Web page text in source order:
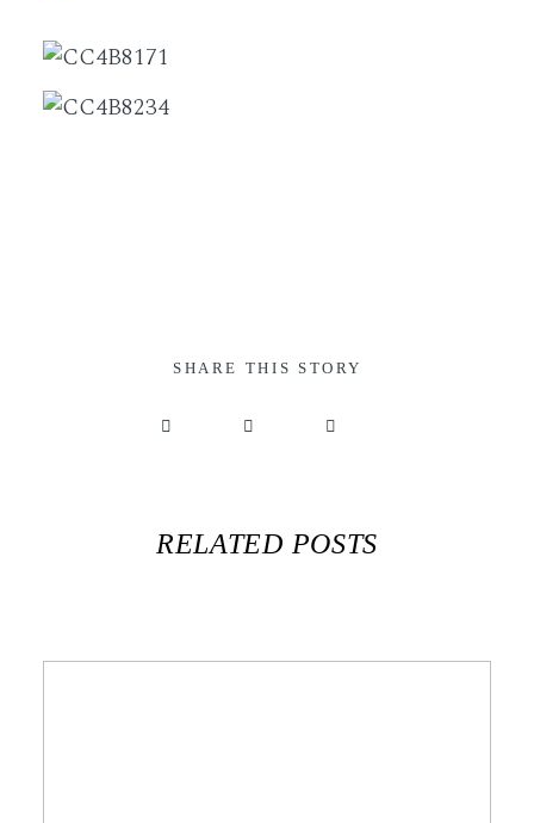
SHARE THIS STORY
RELATED POSTS